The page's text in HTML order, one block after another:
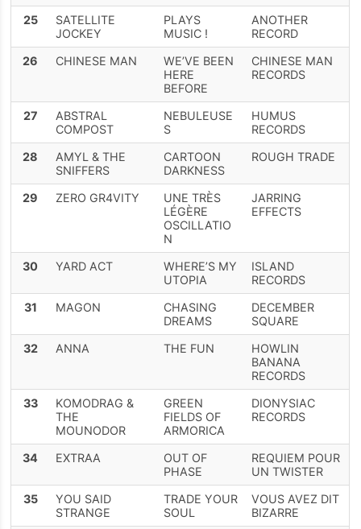
25
SATELLITE
JOCKEY
PLAYS
MUSIC !
ANOTHER
RECORD
26
CHINESE MAN
WE’VE BEEN
HERE
BEFORE
CHINESE MAN
RECORDS
27
ABSTRAL
COMPOST
NEBULEUSE
S
HUMUS
RECORDS
28
AMYL & THE
SNIFFERS
CARTOON
DARKNESS
ROUGH TRADE
29 ZERO GR4VITY
UNE TRÈS
LÉGÈRE
OSCILLATIO
N
JARRING
EFFECTS
30 YARD ACT
WHERE’S MY
UTOPIA
ISLAND
RECORDS
31
MAGON
CHASING
DREAMS
DECEMBER
SQUARE
32
ANNA THE FUN
HOWLIN
BANANA
RECORDS
33
KOMODRAG &
THE
MOUNODOR
GREEN
FIELDS OF
ARMORICA
DIONYSIAC
RECORDS
34 EXTRAA
OUT OF
PHASE
REQUIEM POUR
UN TWISTER
35
YOU SAID
STRANGE
TRADE YOUR
SOUL
VOUS AVEZ DIT
BIZARRE